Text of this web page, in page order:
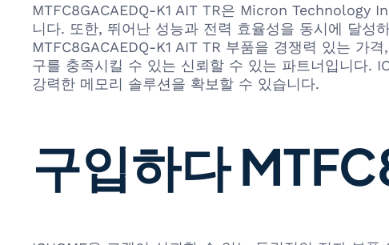
MTFC8GACAEDQ-K1 AIT TR은 Micron Technology
니다. 또한, 뛰어난 성능과 전력 효율성을 동시에 달성
MTFC8GACAEDQ-K1 AIT TR 부품을 경쟁력 있는 가
구를 충족시킬 수 있는 신뢰할 수 있는 파트너입니다.
강력한 메모리 솔루션을 확보할 수 있습니다.
구입하다